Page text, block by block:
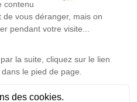
hommage est
Je rends hommage